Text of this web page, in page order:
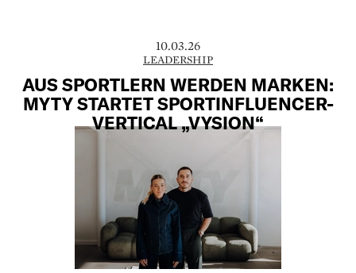
10.03.26
LEADERSHIP
AUS SPORTLERN WERDEN MARKEN:
MYTY STARTET SPORTINFLUENCER-
VERTICAL „VYSION“